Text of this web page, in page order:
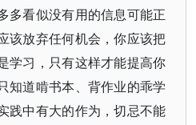
多看似没有用的信息可能正
该放弃任何机会，你应该把
学习，只有这样才能提高你
知道啃书本、背作业的乖学
践中有大的作为，切忌不能